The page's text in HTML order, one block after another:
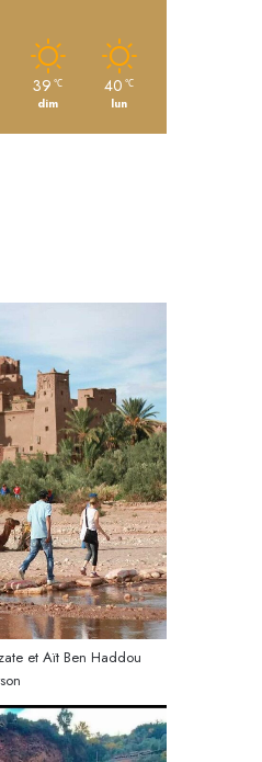
39 ℃
dim
40 ℃
lun
et Aït Ben Haddou